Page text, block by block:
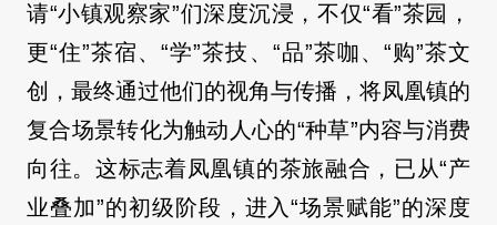
请“小镇观察家”们深度沉浸，不仅“看”茶园，
更“住”茶宿、“学”茶技、“品”茶咖、“购”茶文
创，最终通过他们的视角与传播，将凤凰镇的
复合场景转化为触动人心的“种草”内容与消费
向往。这标志着凤凰镇的茶旅融合，已从“产
业叠加”的初级阶段，进入“场景赋能”的深度